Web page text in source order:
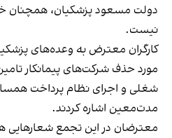
دولت مسعود پزشکیان، همچنان
نیست.
کارگران معترض به وعده‌های
مورد حذف شرکت‌های پیمانکار
شغلی و اجرای نظام پرداخت همسان
مدت‌معین اشاره کردند.
معترضان در این تجمع شعارهایی